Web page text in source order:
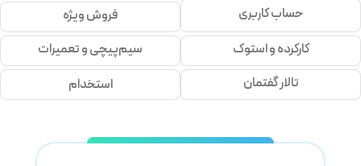
حساب کاربری
فروش ویژه
کارکرده و استوک
سیم‌پیچی و تعمیرات
تالار گفتمان
استخدام